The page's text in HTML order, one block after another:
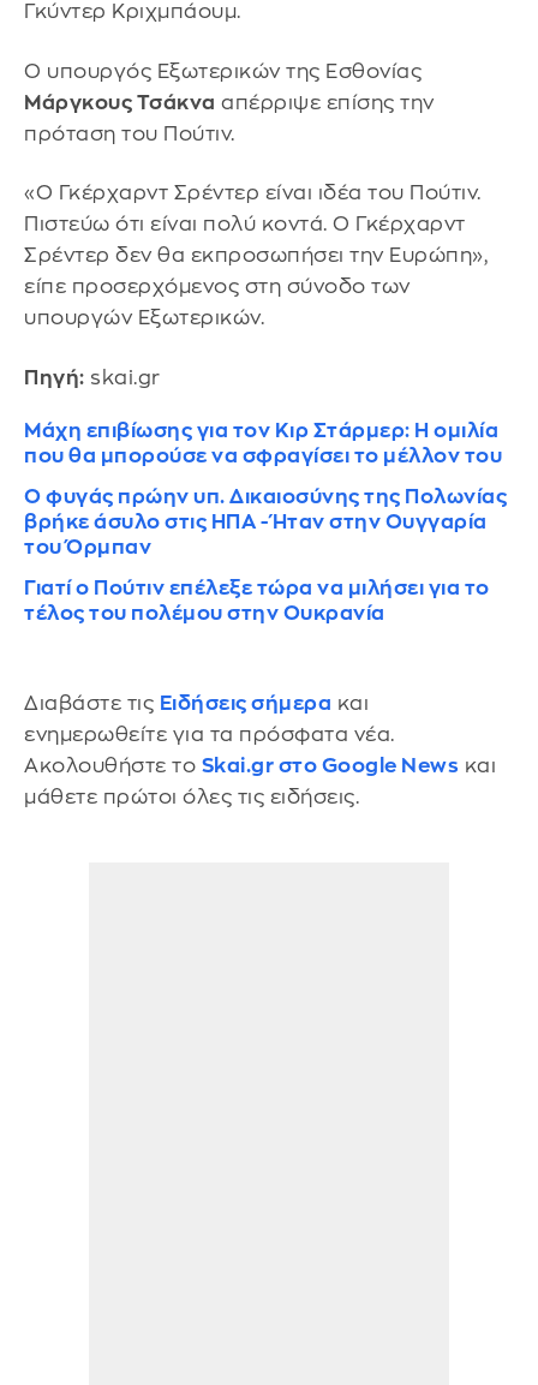
Γκύντερ Κριχμπάουμ.
Ο υπουργός Εξωτερικών της Εσθονίας
Μάργκους Τσάκνα απέρριψε επίσης την
πρόταση του Πούτιν.
«Ο Γκέρχαρντ Σρέντερ είναι ιδέα του Πούτιν.
Πιστεύω ότι είναι πολύ κοντά. Ο Γκέρχαρντ
Σρέντερ δεν θα εκπροσωπήσει την Ευρώπη»,
είπε προσερχόμενος στη σύνοδο των
υπουργών Εξωτερικών.
Πηγή: skai.gr
Μάχη επιβίωσης για τον Κιρ Στάρμερ: Η ομιλία
που θα μπορούσε να σφραγίσει το μέλλον του
O φυγάς πρώην υπ. Δικαιοσύνης της Πολωνίας
βρήκε άσυλο στις ΗΠΑ - Ήταν στην Ουγγαρία
του Όρμπαν
Γιατί ο Πούτιν επέλεξε τώρα να μιλήσει για το
τέλος του πολέμου στην Ουκρανία
Διαβάστε τις Ειδήσεις σήμερα και
ενημερωθείτε για τα πρόσφατα νέα.
Ακολουθήστε το Skai.gr στο Google News και
μάθετε πρώτοι όλες τις ειδήσεις.